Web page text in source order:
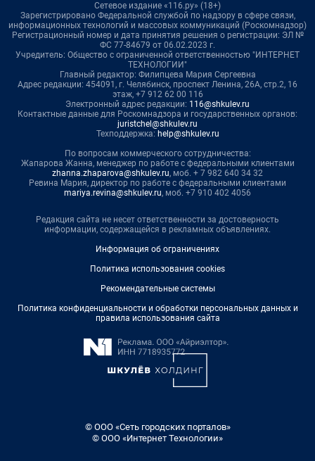
Сетевое издание «116.ру» (18+)
Зарегистрировано Федеральной службой по надзору в сфере связи,
информационных технологий и массовых коммуникаций (Роскомнадзор)
Регистрационный номер и дата принятия решения о регистрации: ЭЛ №
ФС 77-84679 от 06.02.2023 г.
Учредитель: Общество с ограниченной ответственностью "ИНТЕРНЕТ
ТЕХНОЛОГИИ"
Главный редактор: Филипцева Мария Сергеевна
Адрес редакции: 454091, г. Челябинск, проспект Ленина, 26А, стр.2, 16
этаж, +7 912 62 00 116
Электронный адрес редакции: 116@shkulev.ru
Контактные данные для Роскомнадзора и государственных органов:
juristchel@shkulev.ru
Техподдержка: help@shkulev.ru
По вопросам коммерческого сотрудничества:
Жапарова Жанна, менеджер по работе с федеральными клиентами
zhanna.zhaparova@shkulev.ru, моб. + 7 982 640 34 32
Ревина Мария, директор по работе с федеральными клиентами
mariya.revina@shkulev.ru, моб. +7 910 402 4056
Редакция сайта не несет ответственности за достоверность
информации, содержащейся в рекламных объявлениях.
Информация об ограничениях
Политика использования cookies
Рекомендательные системы
Политика конфиденциальности и обработки персональных данных и
правила использования сайта
© ООО «Сеть городских порталов»
© ООО «Интернет Технологии»